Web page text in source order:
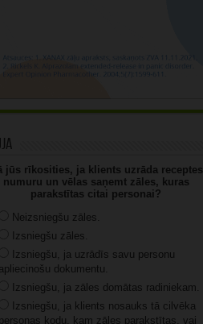
jūs rīkosities, ja klients uzrāda receptes
numuru un vēlas saņemt zāles, kuras
parakstītas citai personai?
Neizsniegšu zāles.
Izsniegšu zāles.
Izsniegšu, ja uzrādīs savu personu
dokumentu.
Izsniegšu, ja zāles domātas radiniekam.
Izsniegšu, ja klients nosauks tā cilvēka
kodu, kam zāles parakstītas, vai